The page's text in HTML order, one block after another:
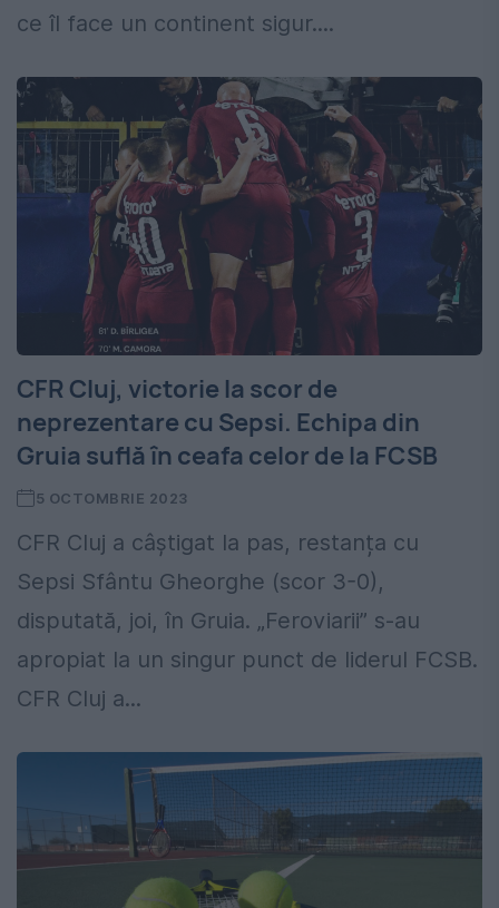
ce îl face un continent sigur....
CFR Cluj, victorie la scor de
neprezentare cu Sepsi. Echipa din
Gruia suflă în ceafa celor de la FCSB
5 OCTOMBRIE 2023
CFR Cluj a câștigat la pas, restanța cu
Sepsi Sfântu Gheorghe (scor 3-0),
disputată, joi, în Gruia. „Feroviarii” s-au
apropiat la un singur punct de liderul FCSB.
CFR Cluj a...